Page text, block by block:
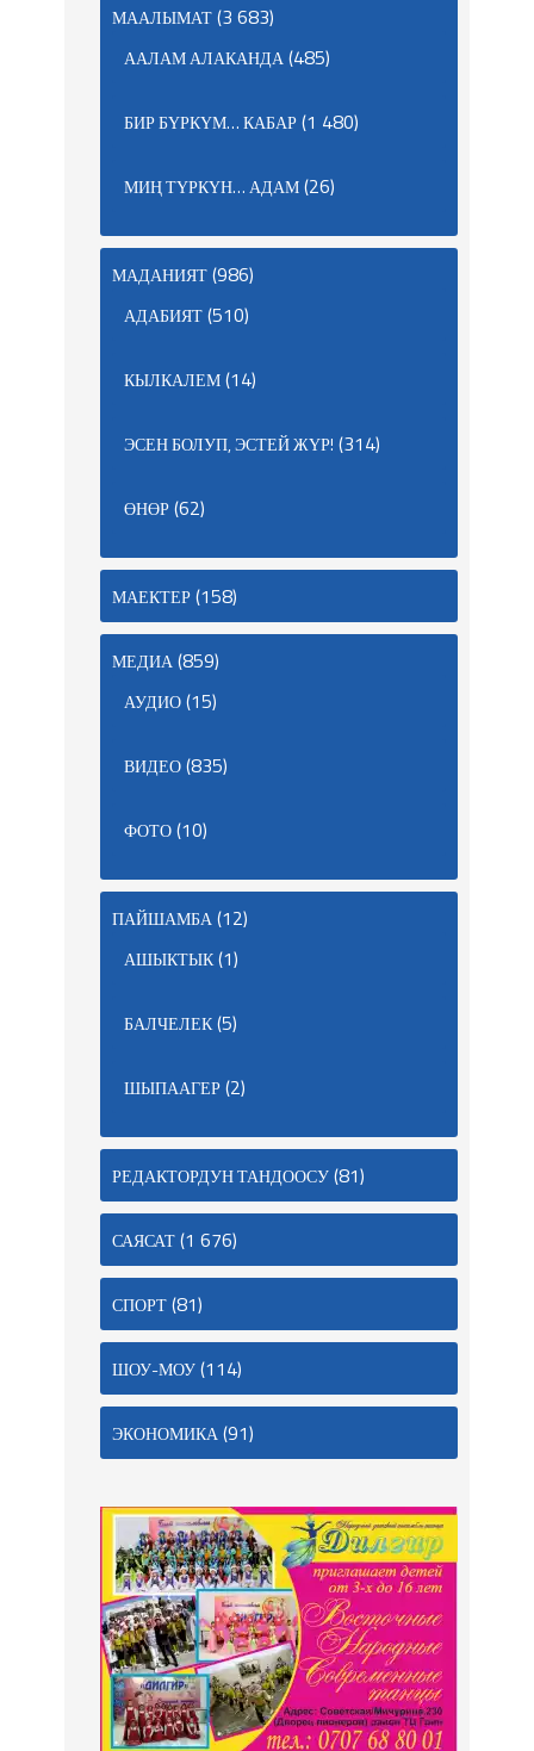
МААЛЫМАТ(3 683)
ААЛАМ АЛАКАНДА(485)
БИР БҮРКҮМ… КАБАР(1 480)
МИҢ ТҮРКҮН… АДАМ(26)
МАДАНИЯТ(986)
АДАБИЯТ(510)
КЫЛКАЛЕМ(14)
ЭСЕН БОЛУП, ЭСТЕЙ ЖҮР! (314)
ӨНӨР(62)
МАЕКТЕР(158)
МЕДИА(859)
АУДИО(15)
ВИДЕО(835)
ФОТО(10)
ПАЙШАМБА(12)
АШЫКТЫК(1)
БАЛЧЕЛЕК(5)
ШЫПААГЕР(2)
РЕДАКТОРДУН ТАНДООСУ(81)
САЯСАТ(1 676)
СПОРТ(81)
ШОУ-МОУ(114)
ЭКОНОМИКА(91)